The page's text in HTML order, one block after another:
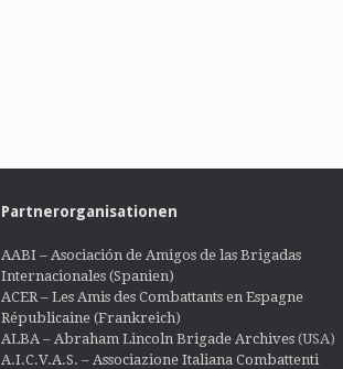
Partnerorganisationen
AABI – Asociación de Amigos de las Brigadas
Internacionales (Spanien)
ACER – Les Amis des Combattants en Espagne
Républicaine (Frankreich)
ALBA – Abraham Lincoln Brigade Archives(USA)
A.I.C.V.A.S. – Associazione Italiana Combattenti